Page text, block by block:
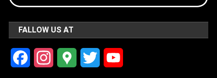
FALLOW US AT
FacebookInstagramGoogle Twitter